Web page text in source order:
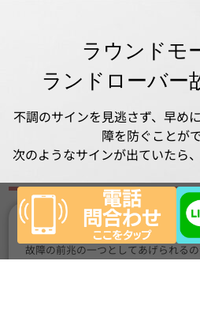
ラウンドモ
ランドローバー
不調のサインを見逃さず、早め
障を防ぐことが
次のようなサインが出ていたら
1.異音が
故障の前兆の一つとしてあげられる
「ギシッ」という音がしたりエンジ